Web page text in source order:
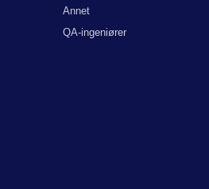
Annet
QA-ingeniører